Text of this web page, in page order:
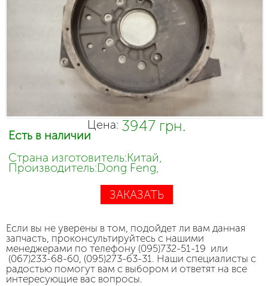
Цена: 3947 грн.
Есть в наличии
Страна изготовитель:Китай,
Производитель:Dong Feng,
ЗАКАЗАТЬ
Если вы не уверены в том, подойдет ли вам данная
запчасть, проконсультируйтесь с нашими
менеджерами по телефону (095)732-51-19 или
(067)233-68-60, (095)273-63-31. Наши специалисты с
радостью помогут вам с выбором и ответят на все
интересующие вас вопросы.